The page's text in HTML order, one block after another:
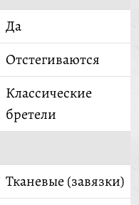
Да
Отстегиваются
Классические
бретели
Тканевые (завязки)